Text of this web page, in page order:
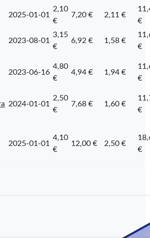
2025-01-01
2,10
€
7,20 € 2,11 €
€
2023-08-01
3,15
€
6,92 € 1,58 €
€
2023-06-16
4,80
€
4,94 € 1,94 €
€
2024-01-01
2,50
€
7,68 € 1,60 €
€
2025-01-01
4,10
€
12,00 € 2,50 €
€